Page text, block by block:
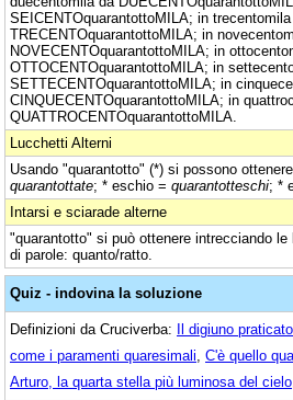
SEICENTOquarantottoMILA; in
TRECENTOquarantottoMILA; in
NOVECENTOquarantottoMILA; in
OTTOCENTOquarantottoMILA; in
SETTECENTOquarantottoMILA; in
CINQUECENTOquarantottoMILA; in
QUATTROCENTOquarantottoMILA.
Lucchetti Alterni
Usando "quarantotto" (*) si possono
quarantottate; * eschio = quarantotteschi; *
Intarsi e sciarade alterne
"quarantotto" si può ottenere intrecciando
di parole: quanto/ratto.
Quiz - indovina la soluzione
Definizioni da Cruciverba: Il digiuno
come i paramenti quaresimali C'è quello
Arturo, la quarta stella più luminosa del cielo